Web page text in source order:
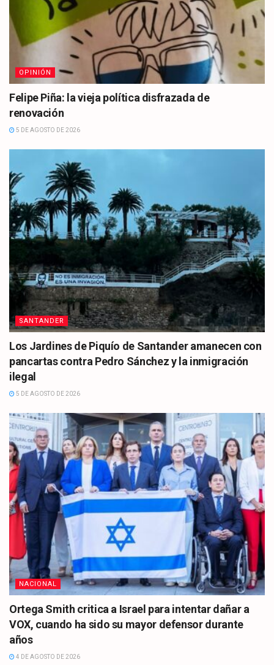
OPINIÓN
Felipe Piña: la vieja política disfrazada de
renovación
5 DE AGOSTO DE 2026
SANTANDER
Los Jardines de Piquío de Santander amanecen con
pancartas contra Pedro Sánchez y la inmigración
ilegal
5 DE AGOSTO DE 2026
NACIONAL
Ortega Smith critica a Israel para intentar dañar a
VOX, cuando ha sido su mayor defensor durante
años
4 DE AGOSTO DE 2026